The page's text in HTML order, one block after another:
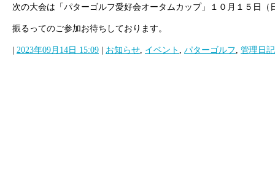
次の大会は「パターゴルフ愛好会オータムカップ」１０月１５日（
振るってのご参加お待ちしております。
2023年09月14日 15:09 お知らせ イベント パターゴルフ 管理日記